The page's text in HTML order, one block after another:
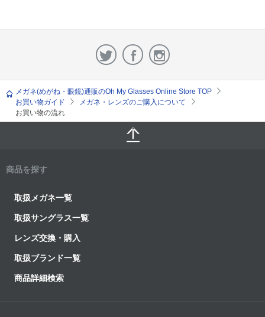
メガネ(めがね・眼鏡)通販のOh My Glasses Online Store TOP
お買い物ガイド
メガネ・レンズのご購入について
お買い物の流れ
商品を探す
取扱メガネ一覧
取扱サングラス一覧
レンズ交換・購入
取扱ブランド一覧
商品詳細検索